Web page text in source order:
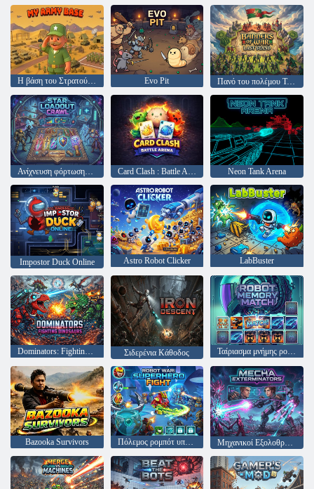
Η βάση του Στρατού μου Evo Pit Πανό του πολέμου Τελευταία στάση
Ανίχνευση φόρτωσης αστεριών Card Clash : Battle Arena Neon Tank Arena
Impostor Duck Online Astro Robot Clicker LabBuster
Dominators: Fighting Dinosaurs Σιδερένια Κάθοδος Ταίριασμα μνήμης ρομπότ
Bazooka Survivors Πόλεμος ρομπότ υπερηρώων Μηχανικοί Εξολοθρευτές